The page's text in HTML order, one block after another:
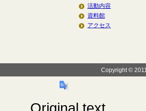
活動内容
資料館
アクセス
Copyright ©